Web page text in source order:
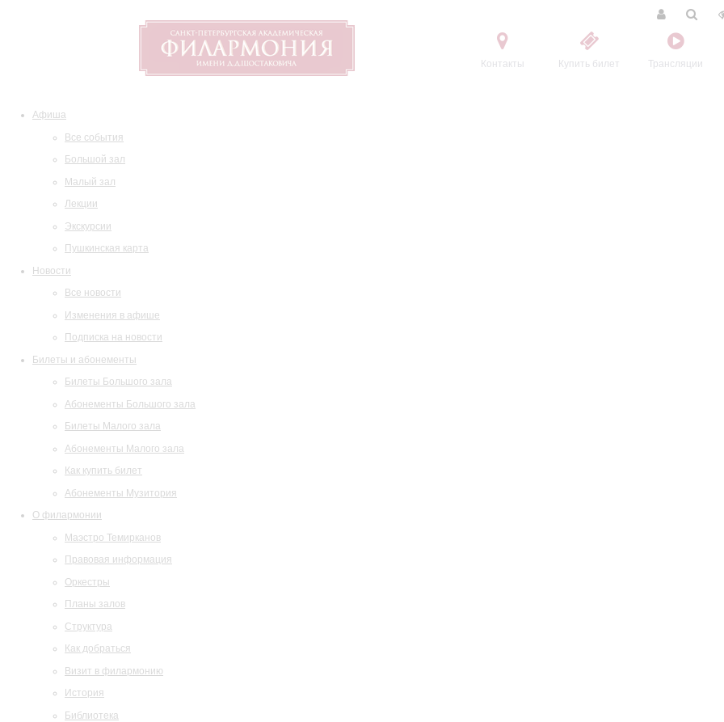
Контакты Купить билет Трансляции
Афиша
Все события
Большой зал
Малый зал
Лекции
Экскурсии
Пушкинская карта
Новости
Все новости
Изменения в афише
Подписка на новости
Билеты и абонементы
Билеты Большого зала
Абонементы Большого зала
Билеты Малого зала
Абонементы Малого зала
Как купить билет
Абонементы Музитория
О филармонии
Маэстро Темирканов
Правовая информация
Оркестры
Планы залов
Структура
Как добраться
Визит в филармонию
История
Библиотека